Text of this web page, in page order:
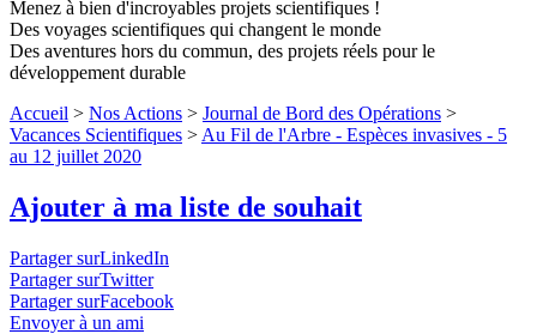
Menez à bien d'incroyables projets scientifiques !
Des voyages scientifiques qui changent le monde
Des aventures hors du commun, des projets réels pour le
développement durable
Accueil > Nos Actions > Journal de Bord des Opérations >
Vacances Scientifiques > Au Fil de l'Arbre - Espèces invasives - 5
au 12 juillet 2020
Ajouter à ma liste de souhait
Partager surLinkedIn
Partager surTwitter
Partager surFacebook
Envoyer à un ami